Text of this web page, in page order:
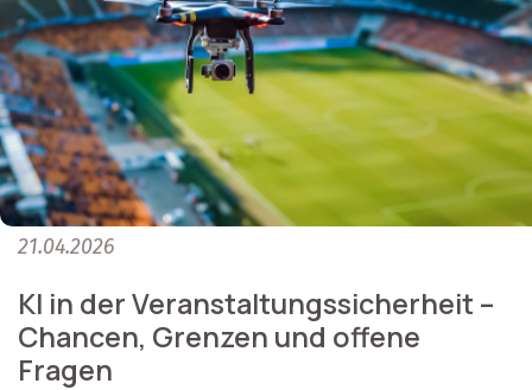
21.04.2026
KI in der Veranstaltungssicherheit –
Chancen, Grenzen und offene
Fragen